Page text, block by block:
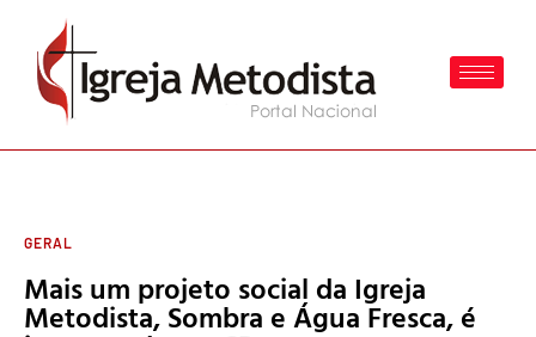
GERAL
Mais um projeto social da Igreja
Metodista, Sombra e Água Fresca, é